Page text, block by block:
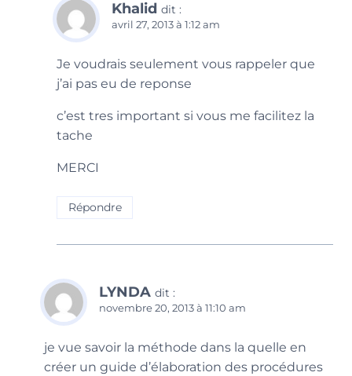
Khalid dit :
avril 27, 2013 à 1:12 am
Je voudrais seulement vous rappeler que
j’ai pas eu de reponse
c’est tres important si vous me facilitez la
tache
MERCI
Répondre
LYNDA dit :
novembre 20, 2013 à 11:10 am
je vue savoir la méthode dans la quelle en
créer un guide d’élaboration des procédures